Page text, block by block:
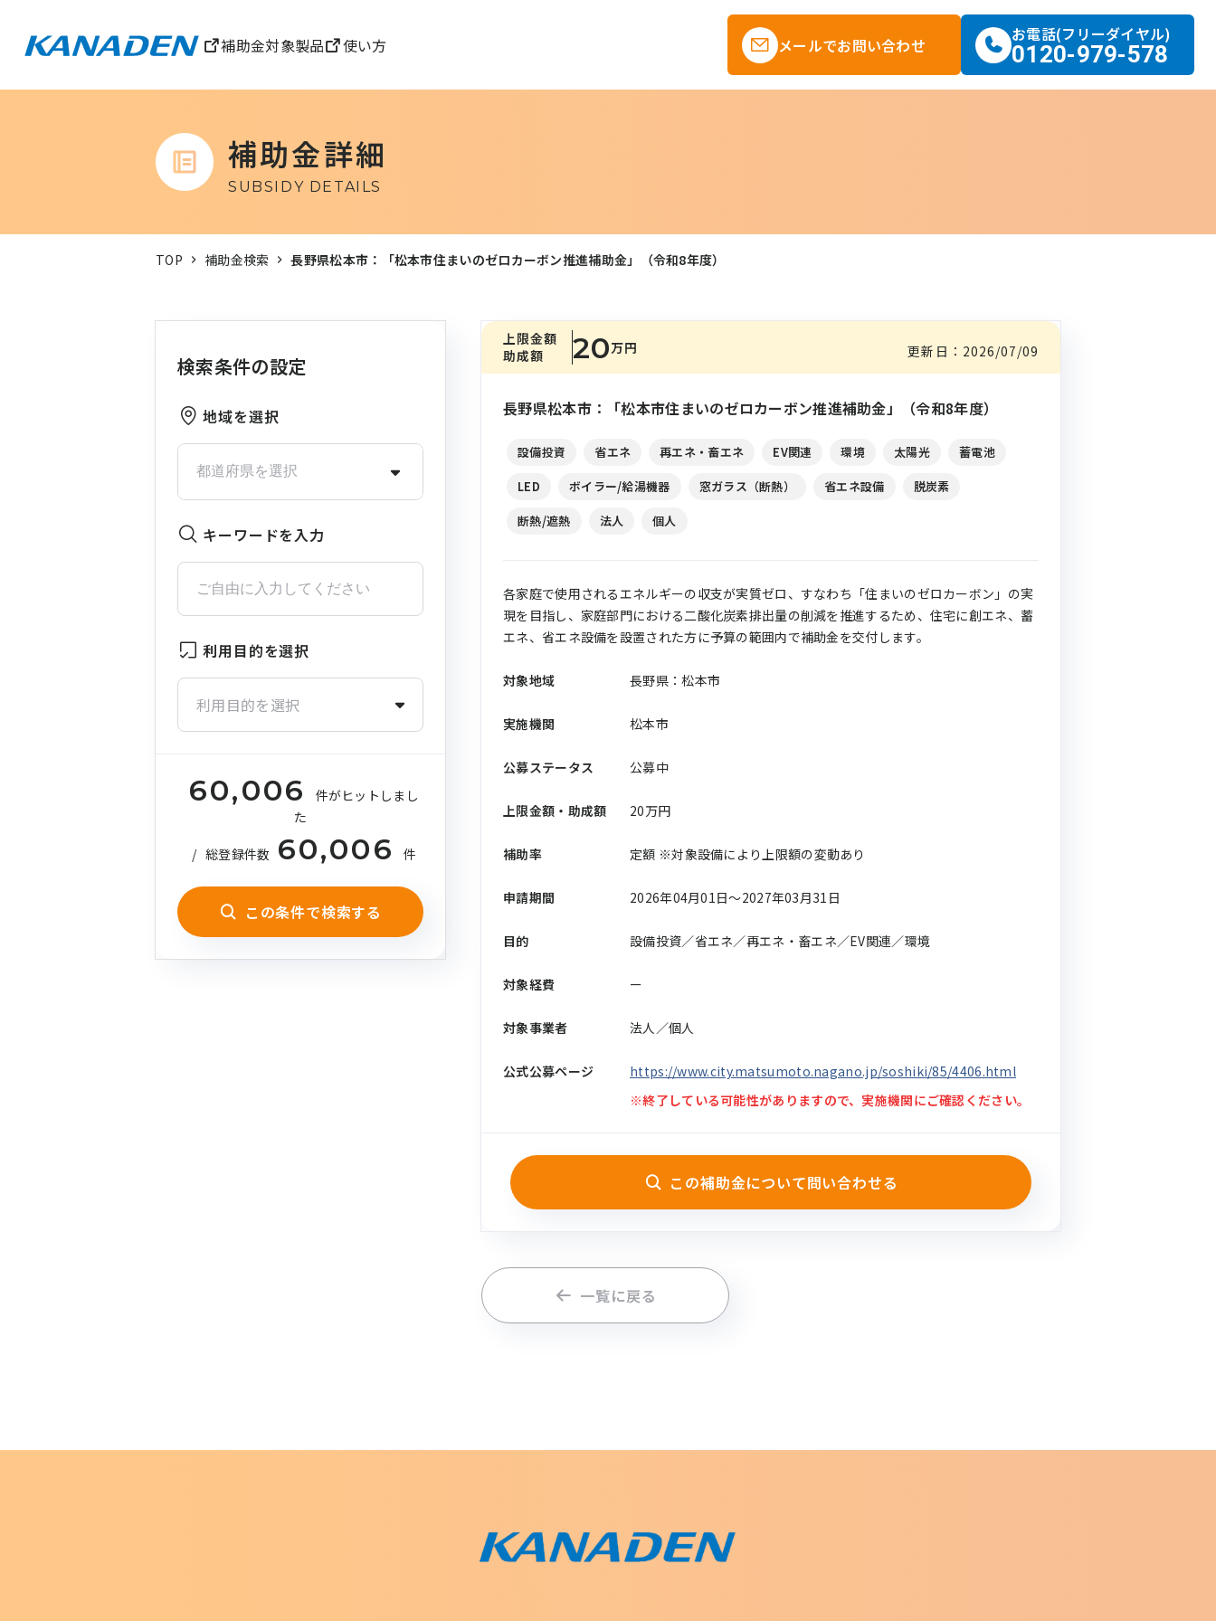
補助金対象製品 使い方 メールでお問い合わせ
お電話(フリーダイヤル)
0120-979-578
補助金詳細
SUBSIDY DETAILS
TOP 補助金検索 長野県松本市：「松本市住まいのゼロカーボン推進補助金」（令和8年度）
検索条件の設定
地域を選択
キーワードを入力
利用目的を選択
利用目的を選択
60,006
件がヒットしまし
た
/ 総登録件数 60,006 件
この条件で検索する
上限金額
助成額
20万円 更新日： 2026/07/09
長野県松本市：「松本市住まいのゼロカーボン推進補助金」（令和8年度）
設備投資 省エネ 再エネ・畜エネ EV関連 環境 太陽光
蓄電池
LED
ボイラー/給湯機器 窓ガラス（断熱） 省エネ設備
脱炭素
断熱/遮熱
法人 個人
各家庭で使用されるエネルギーの収支が実質ゼロ、すなわち「住まいのゼロカーボン」の実
現を目指し、家庭部門における二酸化炭素排出量の削減を推進するため、住宅に創エネ、蓄
エネ、省エネ設備を設置された方に予算の範囲内で補助金を交付します。
対象地域 長野県：松本市
実施機関 松本市
公募ステータス 公募中
上限金額・助成額 20万円
補助率 定額 ※対象設備により上限額の変動あり
申請期間 2026年04月01日〜2027年03月31日
目的 設備投資／省エネ／再エネ・畜エネ／EV関連／環境
対象経費 ー
対象事業者 法人／個人
公式公募ページ
https://www.city.matsumoto.nagano.jp/soshiki/85/4406.html
※終了している可能性がありますので、実施機関にご確認ください。
この補助金について問い合わせる
一覧に戻る